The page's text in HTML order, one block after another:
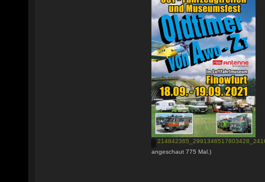
angeschaut 775 Mal.)